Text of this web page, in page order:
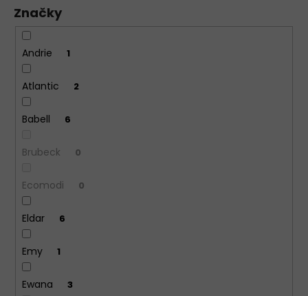
Značky
Andrie 1
Atlantic 2
Babell 6
Brubeck 0
Ecomodi 0
Eldar 6
Emy 1
Ewana 3